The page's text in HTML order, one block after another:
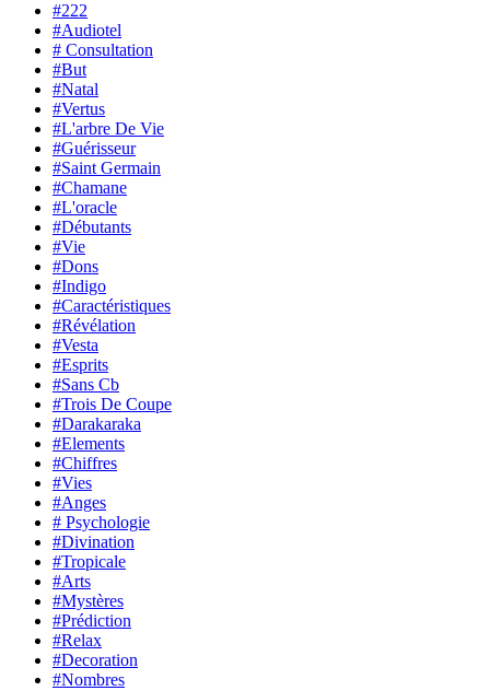
#222
#Audiotel
# Consultation
#But
#Natal
#Vertus
#L'arbre De Vie
#Guérisseur
#Saint Germain
#Chamane
#L'oracle
#Débutants
#Vie
#Dons
#Indigo
#Caractéristiques
#Révélation
#Vesta
#Esprits
#Sans Cb
#Trois De Coupe
#Darakaraka
#Elements
#Chiffres
#Vies
#Anges
# Psychologie
#Divination
#Tropicale
#Arts
#Mystères
#Prédiction
#Relax
#Decoration
#Nombres